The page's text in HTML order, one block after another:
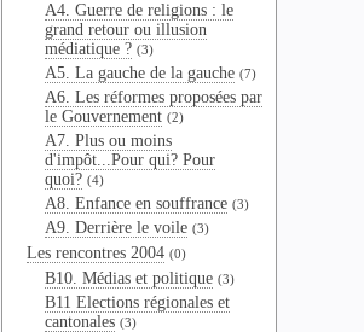
A4. Guerre de religions : le
grand retour ou illusion
médiatique ? (3)
A5. La gauche de la gauche (7)
A6. Les réformes proposées par
le Gouvernement (2)
A7. Plus ou moins
d'impôt...Pour qui? Pour
quoi? (4)
A8. Enfance en souffrance (3)
A9. Derrière le voile (3)
Les rencontres 2004 (0)
B10. Médias et politique (3)
B11 Elections régionales et
cantonales (3)